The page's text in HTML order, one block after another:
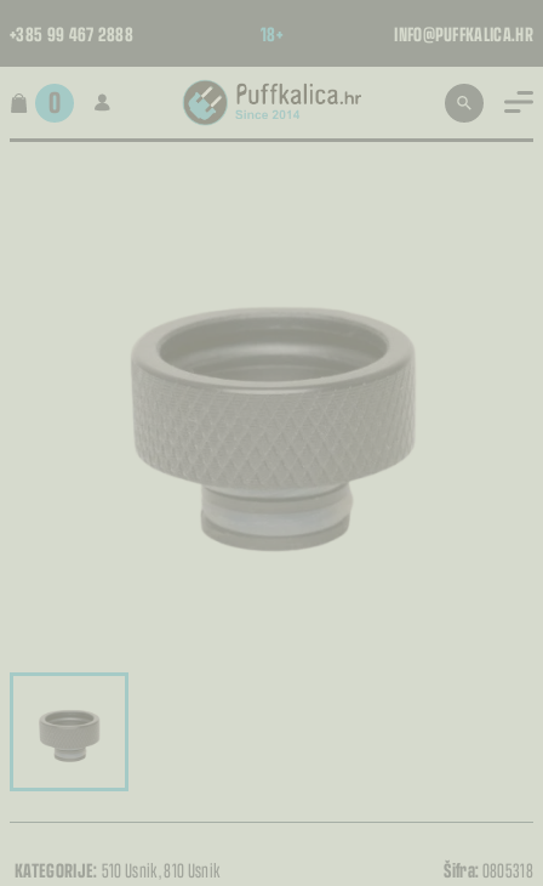
+385 99 467 2888 18+ INFO@PUFFKALICA.HR
0
KATEGORIJE: 510 Usnik, 810 Usnik Šifra:0805318